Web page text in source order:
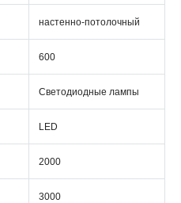
настенно-потолочный
600
Светодиодные лампы
LED
2000
3000